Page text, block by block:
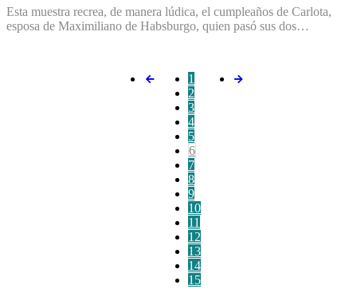
Esta muestra recrea, de manera lúdica, el cumpleaños de Carlota,
esposa de Maximiliano de Habsburgo, quien pasó sus dos…
1
2
3
4
5
6
7
8
9
10
11
12
13
14
15